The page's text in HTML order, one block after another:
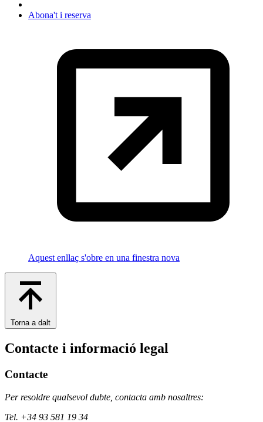
Abona't i reserva
Aquest enllaç s'obre en una finestra nova
Torna a dalt
Contacte i informació legal
Contacte
Per resoldre qualsevol dubte, contacta amb nosaltres:
Tel. +34 93 581 19 34